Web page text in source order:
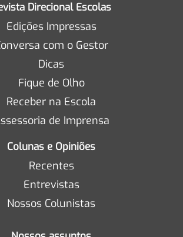
Direcional Escolas
Edições Impressas
com o Gestor
Dicas
Fique de Olho
Receber na Escola
de Imprensa
Colunas e Opiniões
Recentes
Entrevistas
Nossos Colunistas